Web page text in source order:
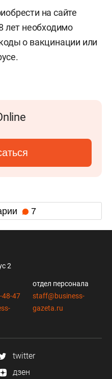
на сайте
лет необходимо
о вакцинации или
7
2
48-47
отдел персонала
staff@business-
gazeta.ru
twitter
дзен